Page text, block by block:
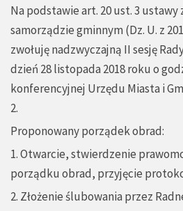
Na podstawie art. 20 ust. 3 ustawy
samorządzie gminnym (Dz. U. z
zwołuję nadzwyczajną II sesję
dzień 28 listopada 2018 roku o
konferencyjnej Urzędu Miasta i
2.
Proponowany porządek obrad:
1. Otwarcie, stwierdzenie
porządku obrad, przyjęcie
2. Złożenie ślubowania przez